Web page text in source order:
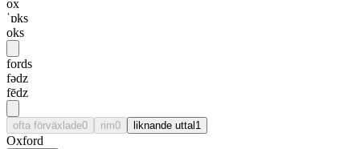
ox
ˈɒks
oks
fords
fədz
fēdz
ofta förväxlade0 rim0 liknande uttal1
Oxford